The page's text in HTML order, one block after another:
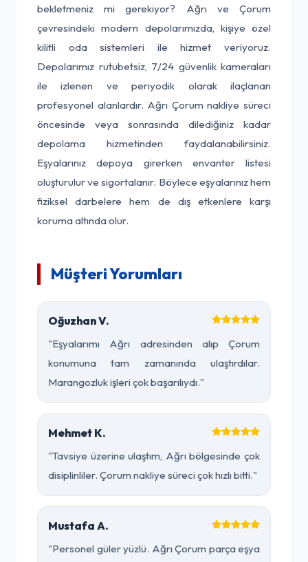
bekletmeniz mi gerekiyor? Ağrı ve Çorum
çevresindeki modern depolarımızda, kişiye özel
kilitli oda sistemleri ile hizmet veriyoruz.
Depolarımız rutubetsiz, 7/24 güvenlik kameraları
ile izlenen ve periyodik olarak ilaçlanan
profesyonel alanlardır. Ağrı Çorum nakliye süreci
öncesinde veya sonrasında dilediğiniz kadar
depolama hizmetinden faydalanabilirsiniz.
Eşyalarınız depoya girerken envanter listesi
oluşturulur ve sigortalanır. Böylece eşyalarınız hem
fiziksel darbelere hem de dış etkenlere karşı
koruma altında olur.
Müşteri Yorumları
Oğuzhan V.
"Eşyalarımı Ağrı adresinden alıp Çorum
konumuna tam zamanında ulaştırdılar.
Marangozluk işleri çok başarılıydı."
Mehmet K.
"Tavsiye üzerine ulaştım, Ağrı bölgesinde çok
disiplinliler. Çorum nakliye süreci çok hızlı bitti."
Mustafa A.
"Personel güler yüzlü. Ağrı Çorum parça eşya